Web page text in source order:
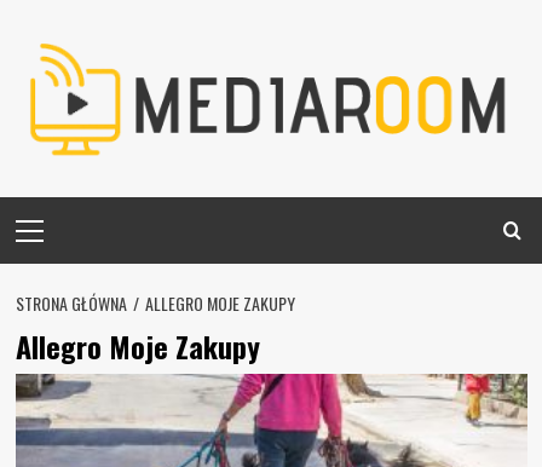
content
Menu
STRONA GŁÓWNA ALLEGRO MOJE ZAKUPY
Allegro Moje Zakupy